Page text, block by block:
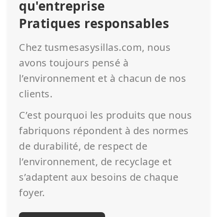
qu'entreprise
Pratiques responsables
Chez tusmesasysillas.com, nous
avons toujours pensé à
l’environnement et à chacun de nos
clients.
C’est pourquoi les produits que nous
fabriquons répondent à des normes
de durabilité, de respect de
l’environnement, de recyclage et
s’adaptent aux besoins de chaque
foyer.